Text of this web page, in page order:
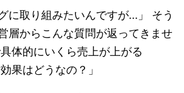
に取り組みたいんですが...」 そう
層からこんな質問が返ってきませ
体的にいくら売上が上がる
果はどうなの？」